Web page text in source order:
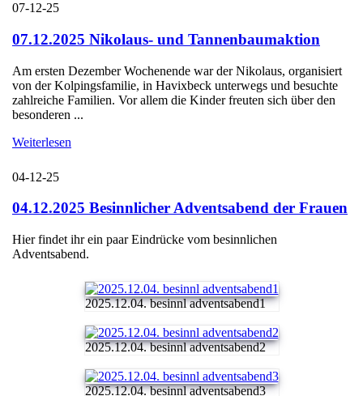
07-12-25
07.12.2025 Nikolaus- und Tannenbaumaktion
Am ersten Dezember Wochenende war der Nikolaus, organisiert
von der Kolpingsfamilie, in Havixbeck unterwegs und besuchte
zahlreiche Familien. Vor allem die Kinder freuten sich über den
besonderen ...
Weiterlesen
04-12-25
04.12.2025 Besinnlicher Adventsabend der Frauen
Hier findet ihr ein paar Eindrücke vom besinnlichen
Adventsabend.
2025.12.04. besinnl adventsabend1
2025.12.04. besinnl adventsabend2
2025.12.04. besinnl adventsabend3